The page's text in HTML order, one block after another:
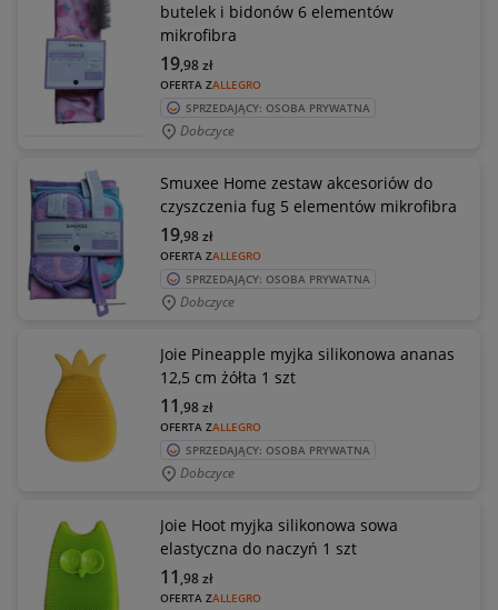
butelek i bidonów 6 elementów
mikrofibra
OFERTA ZALLEGRO
19,98zł
SPRZEDAJĄCY: OSOBA PRYWATNA
Dobczyce
Smuxee Home zestaw akcesoriów do
czyszczenia fug 5 elementów mikrofibra
OFERTA ZALLEGRO
19,98zł
SPRZEDAJĄCY: OSOBA PRYWATNA
Dobczyce
Joie Pineapple myjka silikonowa ananas
12,5 cm żółta 1 szt
OFERTA ZALLEGRO
11 ,98zł
SPRZEDAJĄCY: OSOBA PRYWATNA
Dobczyce
Joie Hoot myjka silikonowa sowa
elastyczna do naczyń 1 szt
OFERTA ZALLEGRO
11 ,98zł